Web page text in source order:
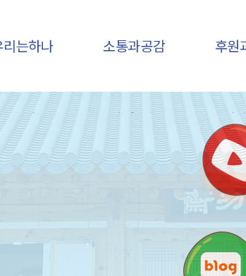
리는하나
인사말
기관개요
비전,미션
오시는 길
소통과공감
하나소식
후원소식
자유게시판
후원
후
후
봉
봉